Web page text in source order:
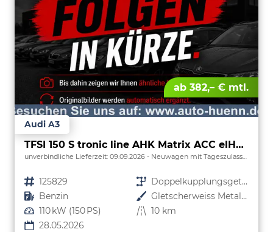
ab 382,– € mtl.
Audi A3
TFSI 150 S tronic line AHK Matrix ACC elHk SpSi 3JG
unverbindliche Lieferzeit: 09.09.2026 Neuwagen mit Tageszulassung
Fahrzeugnr. 125829 Getriebe
Doppelkupplungsgetriebe (DSG)
Kraftstoff Benzin Außenfarbe
Gletscherweiss Metallic
Leistung 110 kW (150 PS) Kilometerstand 10 km
28.05.2026